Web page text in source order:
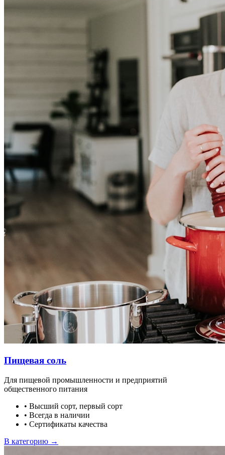
Пищевая соль
Для пищевой промышленности и предприятий
общественного питания
• Высший сорт, первый сорт
• Всегда в наличии
• Сертификаты качества
В категорию →